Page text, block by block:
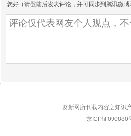
您好（请登陆后发表评论，并可同步到腾讯微博
财新网所刊载内容之知识
京ICP证090880